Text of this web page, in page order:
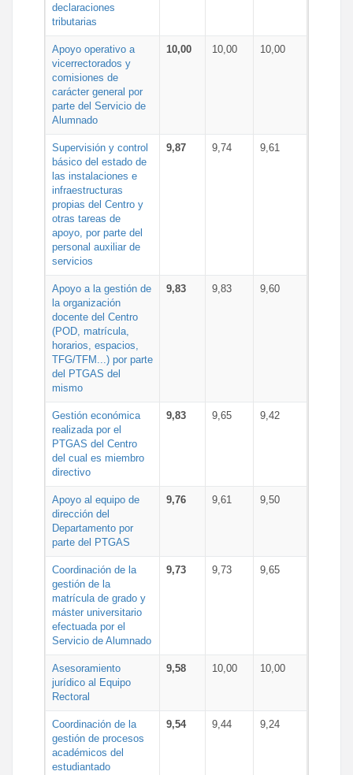
declaraciones
tributarias
Apoyo operativo a
vicerrectorados y
comisiones de
carácter general por
parte del Servicio de
Alumnado
10,00 10,00 10,00
Supervisión y control
básico del estado de
las instalaciones e
infraestructuras
propias del Centro y
otras tareas de
apoyo, por parte del
personal auxiliar de
servicios
9,87 9,74 9,61
Apoyo a la gestión de
la organización
docente del Centro
(POD, matrícula,
horarios, espacios,
TFG/TFM...) por parte
del PTGAS del
mismo
9,83 9,83 9,60
Gestión económica
realizada por el
PTGAS del Centro
del cual es miembro
directivo
9,83 9,65 9,42
Apoyo al equipo de
dirección del
Departamento por
parte del PTGAS
9,76 9,61 9,50
Coordinación de la
gestión de la
matrícula de grado y
máster universitario
efectuada por el
Servicio de Alumnado
9,73 9,73 9,65
Asesoramiento
jurídico al Equipo
Rectoral
9,58 10,00 10,00
Coordinación de la
gestión de procesos
académicos del
estudiantado
9,54 9,44 9,24